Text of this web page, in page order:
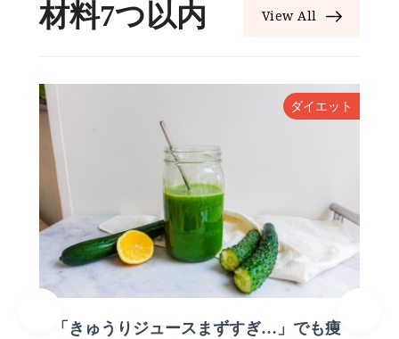
材料7つ以内 View All
ダイエット
「きゅうりジュースまずすぎ…」でも痩